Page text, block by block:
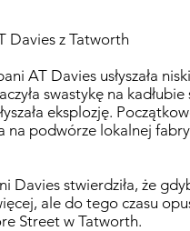
Davies z Tatworth
AT Davies usłyszała
swastykę na
eksplozję.
na podwórze lokalnej
Davies stwierdziła, że
ale do tego czasu
Street w Tatworth.